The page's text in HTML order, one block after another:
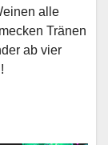
alle
Tränen
ab vier